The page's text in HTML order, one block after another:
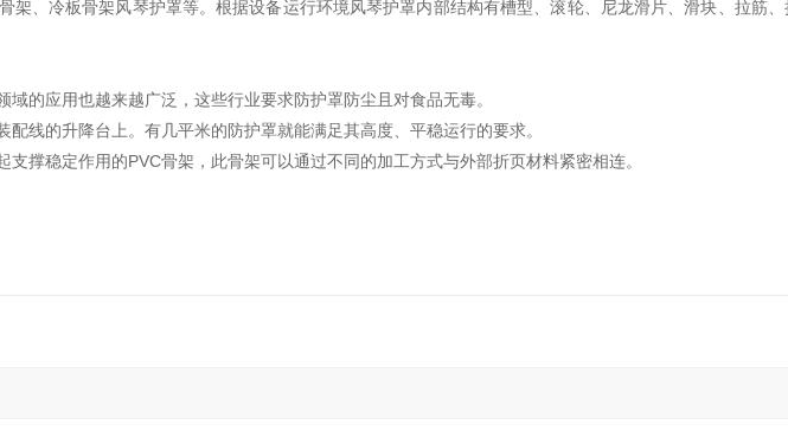
架、冷板骨架风琴护罩等。根据设备运行环境风琴护罩内部结构有槽型、滚轮、尼龙滑片、滑块、拉筋、
的应用也越来越广泛，这些行业要求防护罩防尘且对食品无毒。
线的升降台上。有几平米的防护罩就能满足其高度、平稳运行的要求。
撑稳定作用的PVC骨架，此骨架可以通过不同的加工方式与外部折页材料紧密相连。